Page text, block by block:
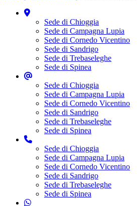
Sede di Chioggia
Sede di Campagna Lupia
Sede di Cornedo Vicentino
Sede di Sandrigo
Sede di Trebaseleghe
Sede di Spinea
Sede di Chioggia
Sede di Campagna Lupia
Sede di Cornedo Vicentino
Sede di Sandrigo
Sede di Trebaseleghe
Sede di Spinea
Sede di Chioggia
Sede di Campagna Lupia
Sede di Cornedo Vicentino
Sede di Sandrigo
Sede di Trebaseleghe
Sede di Spinea